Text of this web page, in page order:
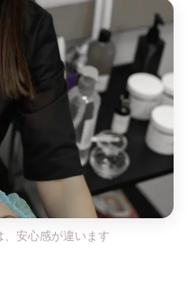
安心感が違います